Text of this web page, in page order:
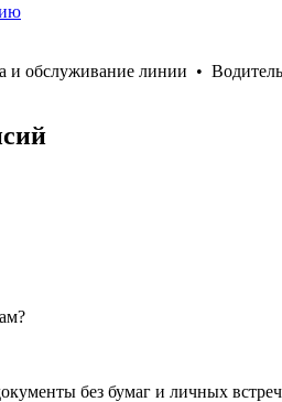
и обслуживание линии •
без бумаг и личных встреч